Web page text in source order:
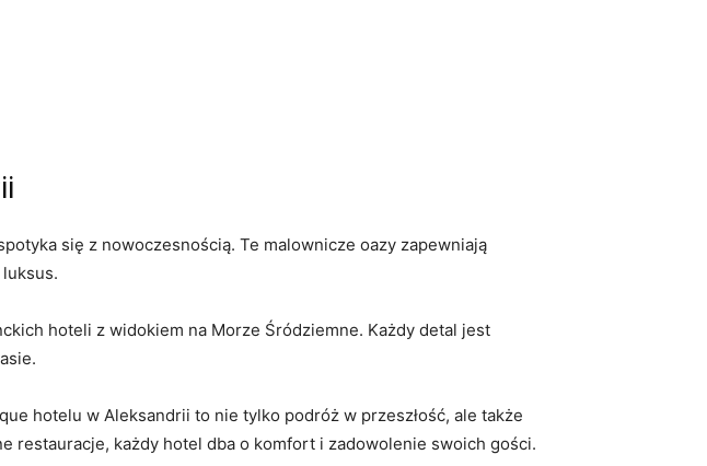
się z ⁢nowoczesnością. Te malownicze oazy zapewniają
hoteli ⁣z widokiem na Morze⁤ Śródziemne. Każdy detal jest
hotelu w Aleksandrii to​ nie ‍tylko podróż ⁣w przeszłość, ale‌ także
‌restauracje, każdy hotel dba o‌ komfort i zadowolenie swoich gości.